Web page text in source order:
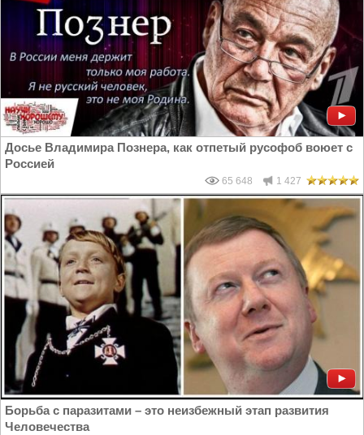
Досье Владимира Познера, как отпетый русофоб воюет с
Россией
65 648 1 427
Борьба с паразитами – это неизбежный этап развития
Человечества